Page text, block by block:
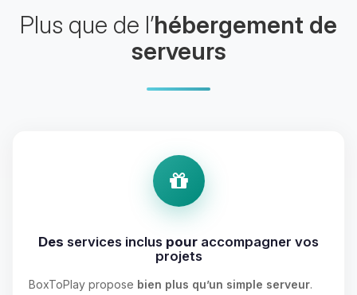
Plus que de l’hébergement de
serveurs
Des services inclus pour accompagner vos
projets
BoxToPlay propose bien plus qu’un simple serveur.